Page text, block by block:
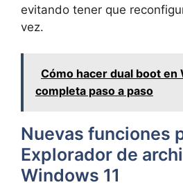
evitando tener que
vez.
Cómo hacer dual boot en
completa paso a paso
Nuevas funciones
Explorador de
Windows 11